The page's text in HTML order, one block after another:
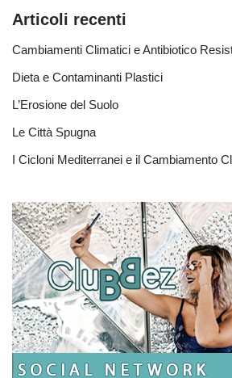
Articoli recenti
Cambiamenti Climatici e Antibiotico
Dieta e Contaminanti Plastici
L’Erosione del Suolo
Le Città Spugna
I Cicloni Mediterranei e il Cambiamento